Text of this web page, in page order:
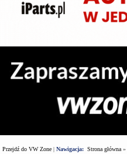
Przejdź do VW Zone | Nawigacja: Strona główna »